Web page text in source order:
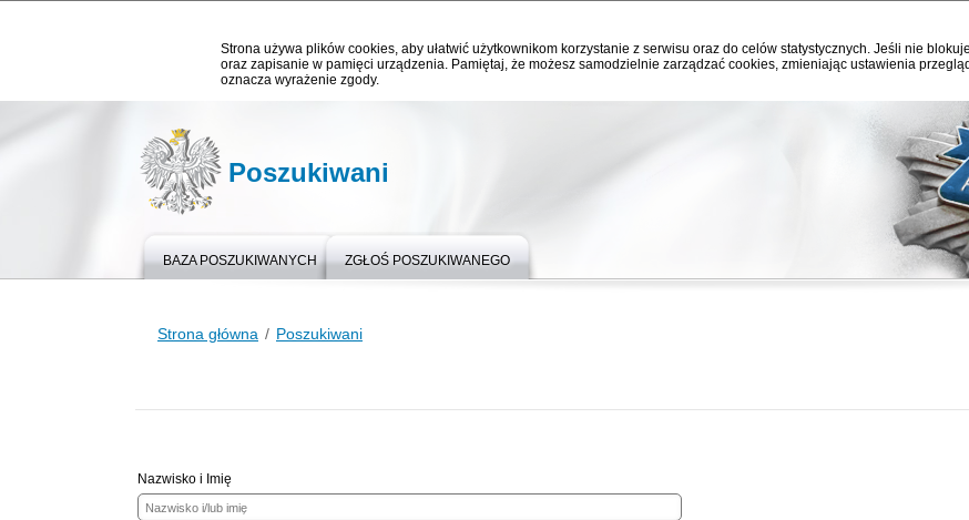
Strona używa plików cookies, aby ułatwić użytkownikom korzystanie z serwisu oraz do celów statystycznych. Jeśli nie
oraz zapisanie w pamięci urządzenia. Pamiętaj, że możesz samodzielnie zarządzać cookies, zmieniając ustawienia
oznacza wyrażenie zgody.
Poszukiwani
BAZA POSZUKIWANYCH ZGŁOŚ POSZUKIWANEGO
Strona główna Poszukiwani
Nazwisko i Imię